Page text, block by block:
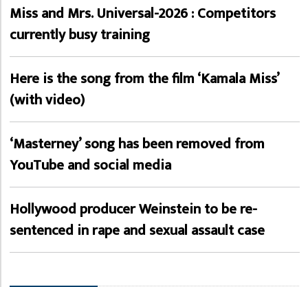
Miss and Mrs. Universal-2026 : Competitors
currently busy training
Here is the song from the film ‘Kamala Miss’
(with video)
‘Masterney’ song has been removed from
YouTube and social media
Hollywood producer Weinstein to be re-
sentenced in rape and sexual assault case